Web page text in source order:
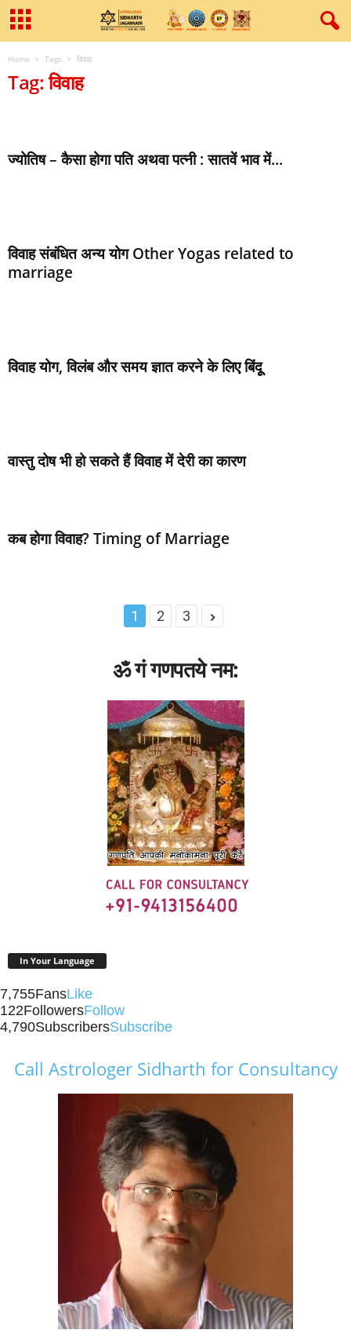
Home Tags विवाह
Tag: विवाह
ज्‍योतिष – कैसा होगा पति अथवा पत्‍नी : सातवें भाव में...
विवाह संबंधित अन्य योग Other Yogas related to
marriage
विवाह योग, विलंब और समय ज्ञात करने के लिए बिंदूू
वास्‍तु दोष भी हो सकते हैं विवाह में देरी का कारण
कब होगा विवाह? Timing of Marriage
1 2 3
ॐ गं गणपतये नम:
In Your Language
7,755FansLike
122FollowersFollow
4,790SubscribersSubscribe
Call Astrologer Sidharth for Consultancy